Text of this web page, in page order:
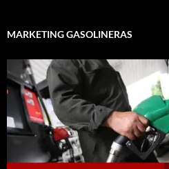
MARKETING GASOLINERAS